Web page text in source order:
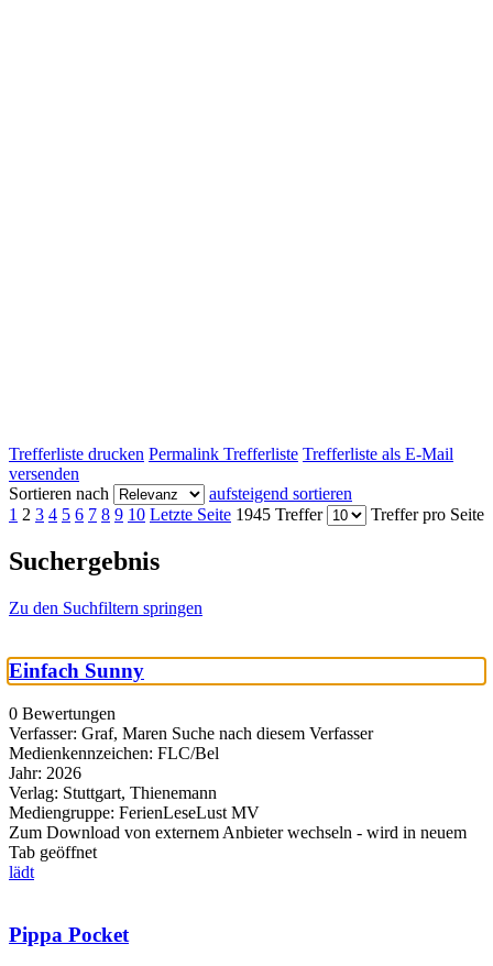
Trefferliste drucken Permalink Trefferliste Trefferliste als E-Mail
versenden
Sortieren nach
aufsteigend sortieren
1 2 3 4 5 6 7 8 9 10 Letzte Seite 1945 Treffer Treffer pro Seite
Suchergebnis
Zu den Suchfiltern springen
Einfach Sunny
0 Bewertungen
Verfasser: Graf, Maren Suche nach diesem Verfasser
Medienkennzeichen: FLC/Bel
Jahr: 2026
Verlag: Stuttgart, Thienemann
Mediengruppe: FerienLeseLust MV
Zum Download von externem Anbieter wechseln - wird in neuem
Tab geöffnet
lädt
Pippa Pocket